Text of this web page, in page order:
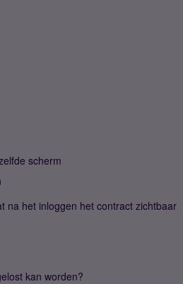
scherm
na het inloggen het contract zichtbaar
kan worden?